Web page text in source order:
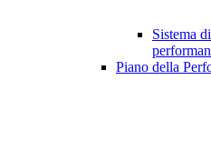
Sistema
Piano della